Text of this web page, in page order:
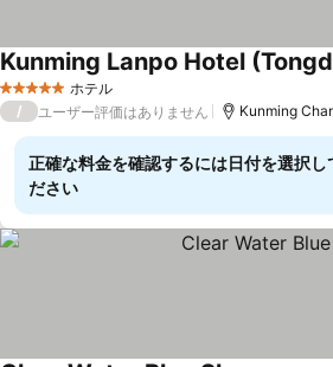
5 ホテルのランク
ホテル
Kunming Lanpo Hotel
/ ユーザー評価はありません Kunming
正確な料金を確認するには日付を選択し
ださい